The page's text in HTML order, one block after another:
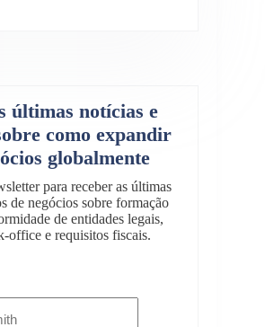
últimas notícias e
como expandir
globalmente
para receber as últimas
de negócios sobre formação
de entidades legais,
office e requisitos fiscais.